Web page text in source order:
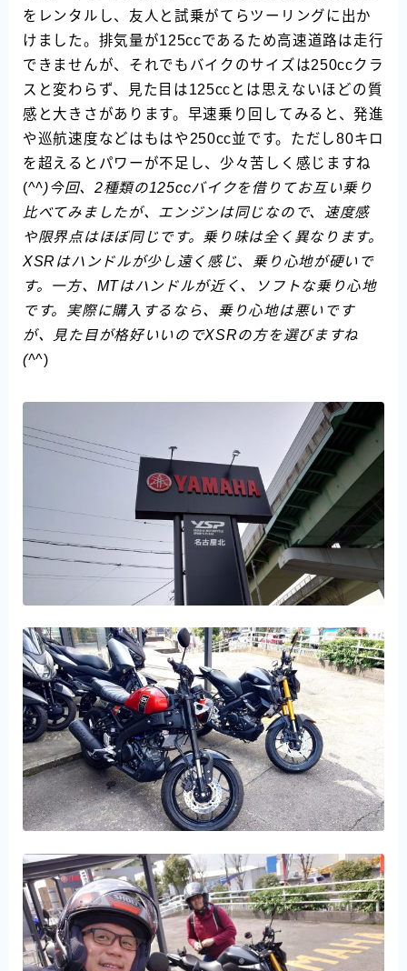
をレンタルし、友人と試乗がてらツーリングに出か
けました。排気量が125ccであるため高速道路は走行
できませんが、それでもバイクのサイズは250ccクラ
スと変わらず、見た目は125ccとは思えないほどの質
感と大きさがあります。早速乗り回してみると、発進
や巡航速度などはもはや250cc並です。ただし80キロ
を超えるとパワーが不足し、少々苦しく感じますね
(^^)今回、2種類の125ccバイクを借りてお互い乗り
比べてみましたが、エンジンは同じなので、速度感
や限界点はほぼ同じです。乗り味は全く異なります。
XSRはハンドルが少し遠く感じ、乗り心地が硬いで
す。一方、MTはハンドルが近く、ソフトな乗り心地
です。実際に購入するなら、乗り心地は悪いです
が、見た目が格好いいのでXSRの方を選びますね
(^^)